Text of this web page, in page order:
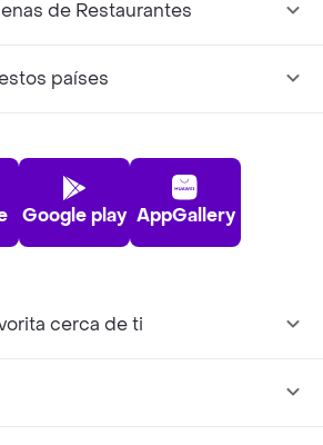
de Restaurantes
países
Google play AppGallery
cerca de ti